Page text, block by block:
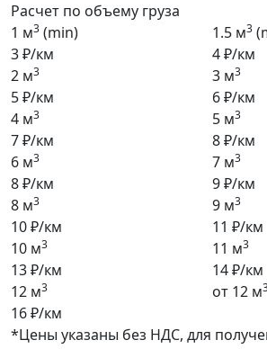
Расчет по объему груза
1 м3 (min)
3 ₽/км
1.5 м3
4 ₽/км
2 м3
5 ₽/км
3 м3
6 ₽/км
4 м3
7 ₽/км
5 м3
8 ₽/км
6 м3
8 ₽/км
7 м3
9 ₽/км
8 м3
10 ₽/км
9 м3
11 ₽/км
10 м3
13 ₽/км
11 м3
14 ₽/км
12 м3
16 ₽/км
от 12 м
*Цены указаны без НДС, для